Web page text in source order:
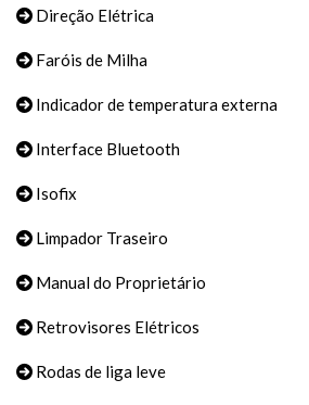
Direção Elétrica
Faróis de Milha
Indicador de temperatura externa
Interface Bluetooth
Isofix
Limpador Traseiro
Manual do Proprietário
Retrovisores Elétricos
Rodas de liga leve